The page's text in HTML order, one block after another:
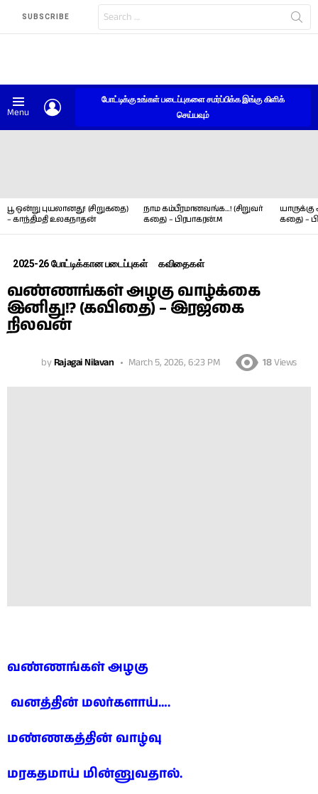
SUBSCRIBE
for:
Menu
போட்டிக்கு உங்கள் படைப்புகளை சமர்ப்பிக்க இங்கு கிளிக்
செய்யவும்
பூ ஒன்று புயலானது! (சிறுகதை)
– காந்திமதி உலகநாதன்
நாம கம்பீரமானவங்க…! (சிறுவர்
கதை) – பிரபாகரன்.M
யாருக்கு
கதை) –
2025-26 போட்டிக்கான படைப்புகள் கவிதைகள்
வண்ணங்கள் அழகு வாழ்க்கை
இனிது!? (கவிதை) – இரஜகை
நிலவன்
byRajagai Nilavan March 5, 2026, 6:23 PM 18 Views
வண்ணங்கள் அழகு
வனத்தின் மலர்களாய்….
மண்ணகத்தின் வாழ்வு
மரகதமாய் மின்னுவதால்.